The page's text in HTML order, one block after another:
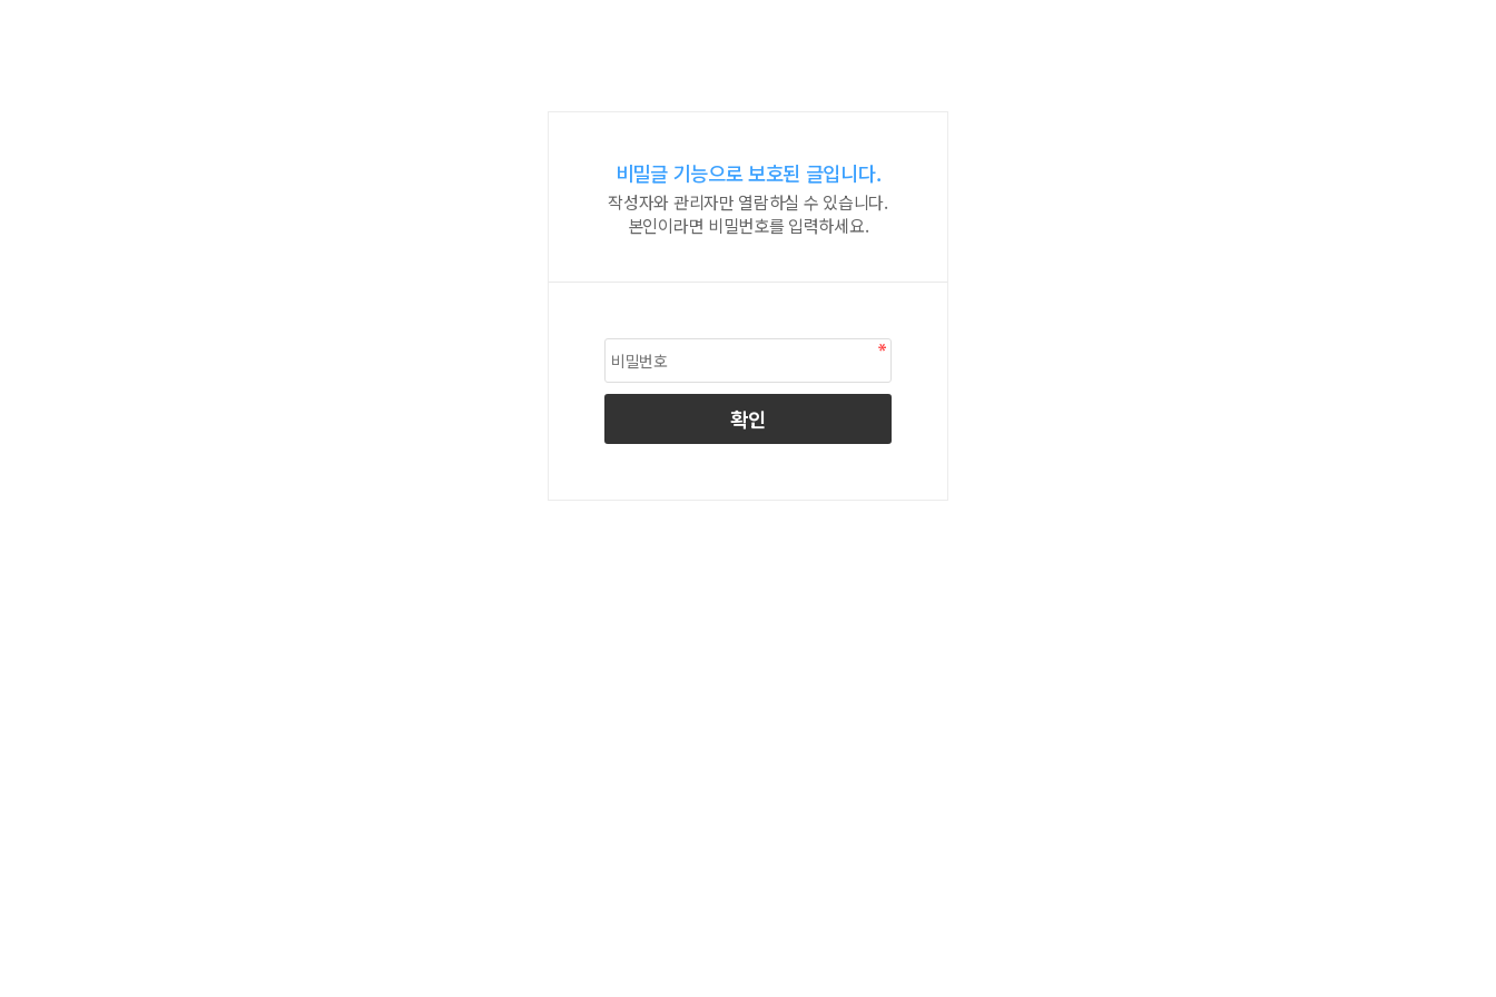
비밀글 기능으로 보호된 글입니다.
작성자와 관리자만 열람하실 수 있습니다.
본인이라면 비밀번호를 입력하세요.